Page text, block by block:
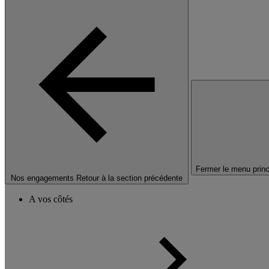
Nos engagements Retour à la section précédente
Fermer le menu
A vos côtés